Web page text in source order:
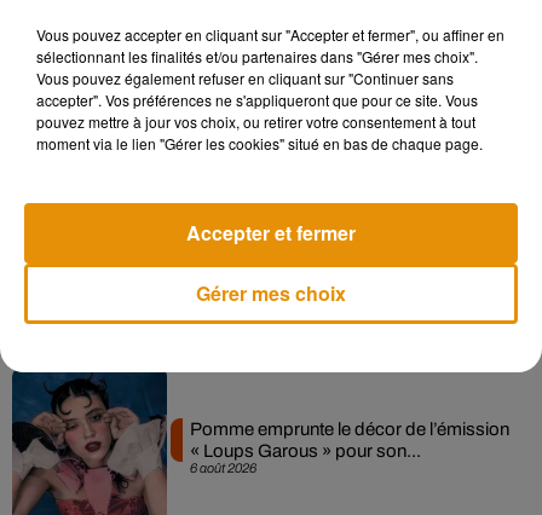
7 août 2026
Madonna sort enfin le remix de « Love
Sensation » avec Kylie Minogue
Angèle et Amélie Lens dévoilent leur
collaboration tant attendue
6 août 2026
Pomme emprunte le décor de l’émission
« Loups Garous » pour son...
Vous pouvez accepter en cliquant sur "Accepter et fermer", ou affiner en
sélectionnant les finalités et/ou partenaires dans "Gérer mes choix".
Vous pouvez également refuser en cliquant sur "Continuer sans
accepter". Vos préférences ne s'appliqueront que pour ce site. Vous
pouvez mettre à jour vos choix, ou retirer votre consentement à tout
moment via le lien "Gérer les cookies" situé en bas de chaque page.
Gérer mes choix
Accepter et fermer